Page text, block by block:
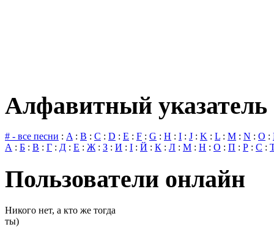
Алфавитный указатель
# - все песни : A: B : C : D : E : F : G : H : I : J : K : L : M : N : O :
А : Б : В : Г : Д : Е : Ж: З : И : І : Й : К : Л : М : Н : О : П : Р : С :
Пользователи онлайн
Никого нет, а кто же тогда
ты)